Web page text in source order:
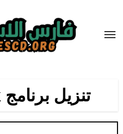
المحتوى
تنزيل برنامج TestDisk